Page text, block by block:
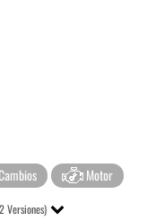
Motor
Versiones)